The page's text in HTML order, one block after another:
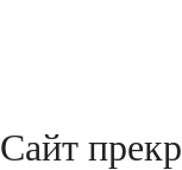
Сайт